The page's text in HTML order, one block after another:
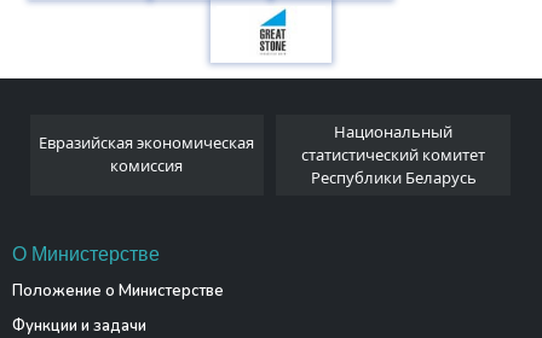
Евразийская экономическая
комиссия
Национальный
статистический комитет
Республики Беларусь
О Министерстве
Положение о Министерстве
Функции и задачи